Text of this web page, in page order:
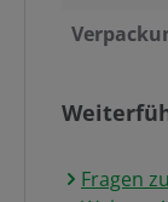
Fragen